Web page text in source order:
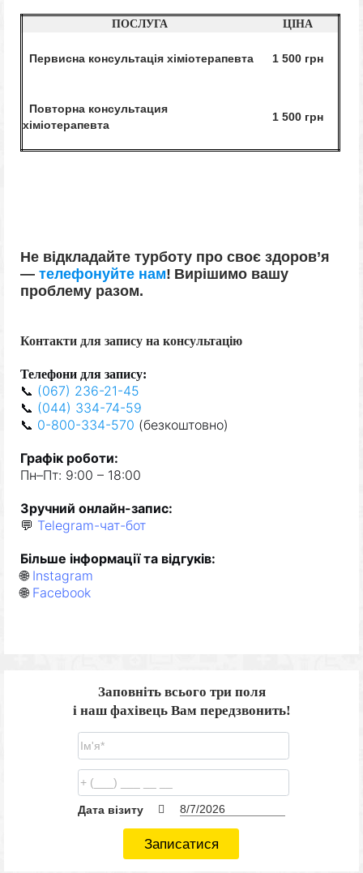
ПОСЛУГА ЦІНА
Первисна консультація хіміотерапевта 1 500 грн
Повторна консультация
хіміотерапевта
1 500 грн
Не відкладайте турботу про своє здоров’я
— телефонуйте нам! Вирішимо вашу
проблему разом.
Контакти для запису на консультацію
Телефони для запису:
📞 (067) 236-21-45
📞 (044) 334-74-59
📞 0-800-334-570 (безкоштовно)
Графік роботи:
Пн–Пт: 9:00 – 18:00
Зручний онлайн-запис:
💬 Telegram-чат-бот
Більше інформації та відгуків:
🌐 Instagram
🌐 Facebook
Заповніть всього три поля
і наш фахівець Вам передзвонить!
Дата візиту
Записатися